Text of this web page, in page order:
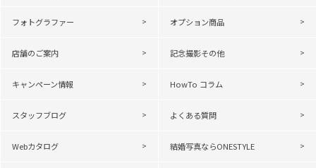
フォトグラファー オプション商品
店舗のご案内 記念撮影その他
キャンペーン情報 HowTo コラム
スタッフブログ よくある質問
Webカタログ 結婚写真ならONESTYLE